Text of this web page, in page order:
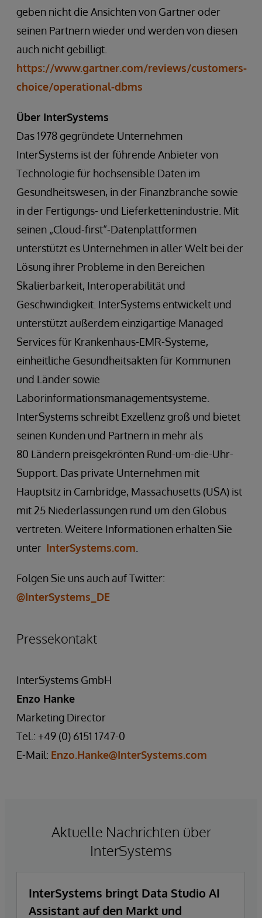
geben nicht die Ansichten von Gartner oder
seinen Partnern wieder und werden von diesen
auch nicht gebilligt.
https://www.gartner.com/reviews/customers-
choice/operational-dbms
Über InterSystems
Das 1978 gegründete Unternehmen
InterSystems ist der führende Anbieter von
Technologie für hochsensible Daten im
Gesundheitswesen, in der Finanzbranche sowie
in der Fertigungs- und Lieferkettenindustrie. Mit
seinen „Cloud-first“-Datenplattformen
unterstützt es Unternehmen in aller Welt bei der
Lösung ihrer Probleme in den Bereichen
Skalierbarkeit, Interoperabilität und
Geschwindigkeit. InterSystems entwickelt und
unterstützt außerdem einzigartige Managed
Services für Krankenhaus-EMR-Systeme,
einheitliche Gesundheitsakten für Kommunen
und Länder sowie
Laborinformationsmanagementsysteme.
InterSystems schreibt Exzellenz groß und bietet
seinen Kunden und Partnern in mehr als
80 Ländern preisgekrönten Rund-um-die-Uhr-
Support. Das private Unternehmen mit
Hauptsitz in Cambridge, Massachusetts (USA) ist
mit 25 Niederlassungen rund um den Globus
vertreten. Weitere Informationen erhalten Sie
unter InterSystems.com
Folgen Sie uns auch auf Twitter:
@InterSystems_DE
Pressekontakt
InterSystems GmbH
Enzo Hanke
Marketing Director
Tel.: +49 (0) 6151 1747-0
E-Mail: Enzo.Hanke@InterSystems.com
Aktuelle Nachrichten über
InterSystems
InterSystems bringt Data Studio AI
Assistant auf den Markt und